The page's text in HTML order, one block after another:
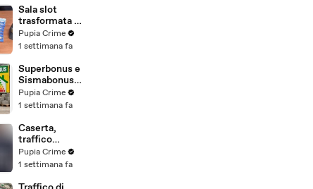
cinesi
sequestri per
8,5 milioni
(29.07.26)
Sala slot
trasformata in
"bancomat":
sequestrati
220mila euro
a due coniugi
(29.07.26)
Pupia Crime
1 settimana fa
Superbonus e
Sismabonus,
sequestrati
beni per 1,4
scoperto
sistema con
false
abitazioni
(29.07.26)
Pupia Crime
1 settimana fa
Caserta,
traffico
internazionale
di cocaina:
latitante
Pupia Crime
1 settimana fa